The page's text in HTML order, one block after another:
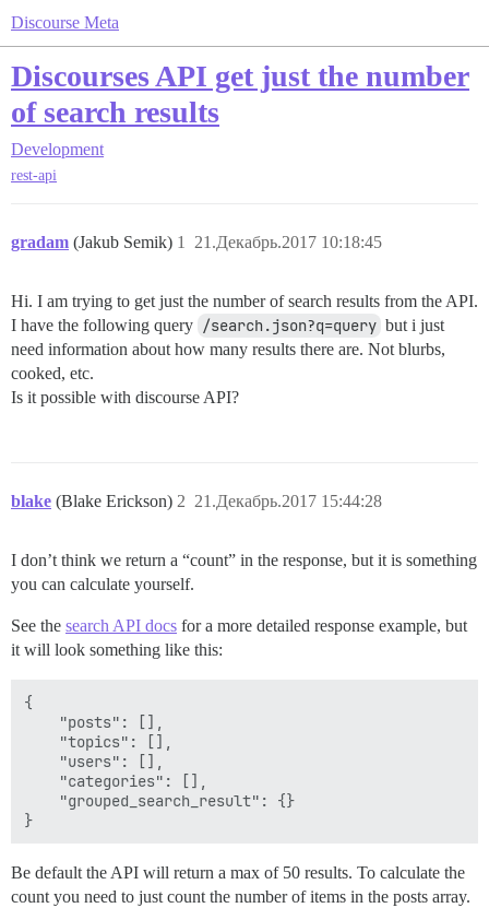
Discourse Meta
Discourses API get just the number
of search results
Development
rest-api
gradam (Jakub Semik) 21.Декабрь.2017 10:18:45
1
Hi. I am trying to get just the number of search results from the API.
I have the following query /search.json?q=query but i just
need information about how many results there are. Not blurbs,
cooked, etc.
Is it possible with discourse API?
blake (Blake Erickson) 21.Декабрь.2017 15:44:28
2
I don’t think we return a “count” in the response, but it is something
you can calculate yourself.
See the search API docs for a more detailed response example, but
it will look something like this:
{
    "posts": [],
    "topics": [],
    "users": [],
    "categories": [],
    "grouped_search_result": {}
Be default the API will return a max of 50 results. To calculate the
count you need to just count the number of items in the posts array.